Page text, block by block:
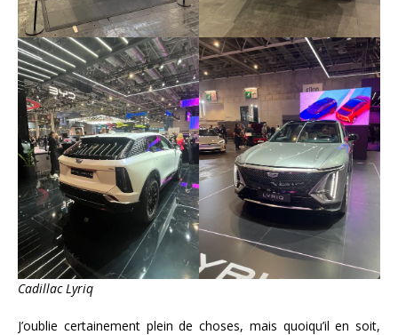
Cadillac Lyriq
J’oublie certainement plein de choses, mais quoiqu’il en soit,